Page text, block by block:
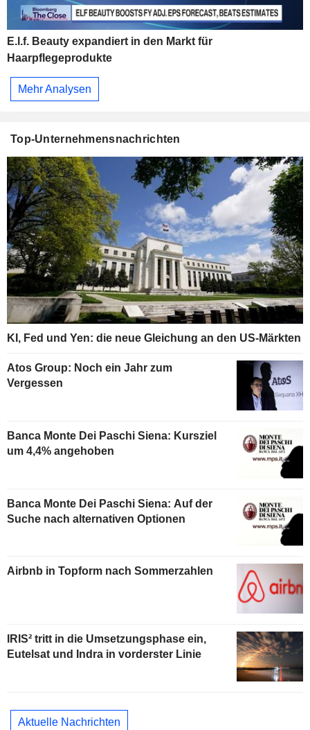
E.l.f. Beauty expandiert in den Markt für
Haarpflegeprodukte
Mehr Analysen
Top-Unternehmensnachrichten
KI, Fed und Yen: die neue Gleichung an den US-Märkten
Atos Group: Noch ein Jahr zum
Vergessen
Banca Monte Dei Paschi Siena: Kursziel
um 4,4% angehoben
Banca Monte Dei Paschi Siena: Auf der
Suche nach alternativen Optionen
Airbnb in Topform nach Sommerzahlen
IRIS² tritt in die Umsetzungsphase ein,
Eutelsat und Indra in vorderster Linie
Aktuelle Nachrichten